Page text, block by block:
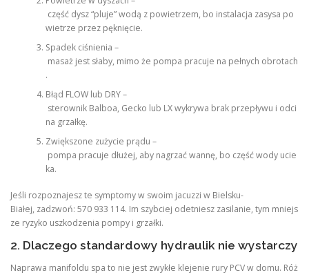
część dysz “pluje” wodą z powietrzem, bo instalacja zasysa po
wietrze przez pęknięcie.
Spadek ciśnienia –
masaż jest słaby, mimo że pompa pracuje na pełnych obrotach
.
Błąd FLOW lub DRY –
sterownik Balboa, Gecko lub LX wykrywa brak przepływu i odci
na grzałkę.
Zwiększone zużycie prądu –
pompa pracuje dłużej, aby nagrzać wannę, bo część wody ucie
ka.
Jeśli rozpoznajesz te symptomy w swoim jacuzzi w Bielsku-
Białej, zadzwoń: 570 933 114. Im szybciej odetniesz zasilanie, tym mniejs
ze ryzyko uszkodzenia pompy i grzałki.
2. Dlaczego standardowy hydraulik nie wystarczy
Naprawa manifoldu spa to nie jest zwykłe klejenie rury PCV w domu. Róż